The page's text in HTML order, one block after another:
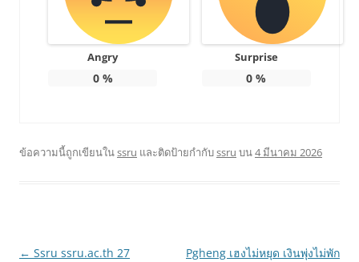
Angry
0%
Surprise
0 %
ข้อความนี้ถูกเขียนในssru และติดป้ายกำกับssru บน4 มีนาคม 2026
เมนู
← Ssru ssru.ac.th 27
Pgheng เฮงไม่หยุด เงินพุ่งไม่พัก